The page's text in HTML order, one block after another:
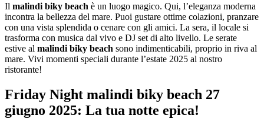
Il malindi biky beach è un luogo magico. Qui, l’eleganza moderna
incontra la bellezza del mare. Puoi gustare ottime colazioni, pranzare
con una vista splendida o cenare con gli amici. La sera, il locale si
trasforma con musica dal vivo e DJ set di alto livello. Le serate
estive al malindi biky beach sono indimenticabili, proprio in riva al
mare. Vivi momenti speciali durante l’estate 2025 al nostro
ristorante!
Friday Night malindi biky beach 27
giugno 2025: La tua notte epica!